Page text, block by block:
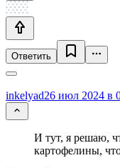
Ответить
inkelyad26 июл 2024 в
И тут, я решаю,
картофелины,